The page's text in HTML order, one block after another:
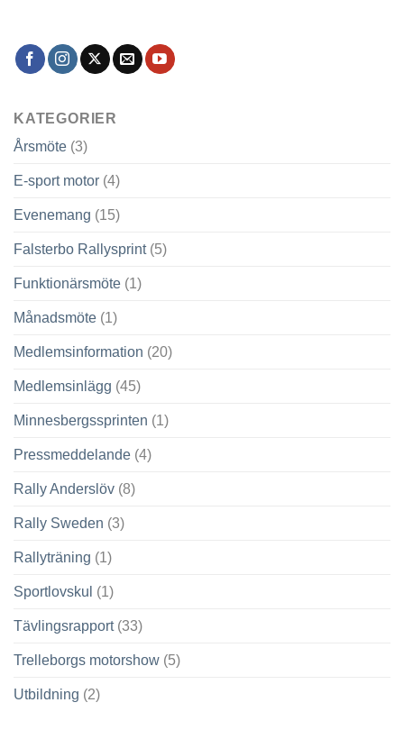
KATEGORIER
Årsmöte (3)
E-sport motor (4)
Evenemang (15)
Falsterbo Rallysprint(5)
Funktionärsmöte (1)
Månadsmöte (1)
Medlemsinformation (20)
Medlemsinlägg (45)
Minnesbergssprinten (1)
Pressmeddelande (4)
Rally Anderslöv (8)
Rally Sweden (3)
Rallyträning (1)
Sportlovskul (1)
Tävlingsrapport(33)
Trelleborgs motorshow (5)
Utbildning (2)